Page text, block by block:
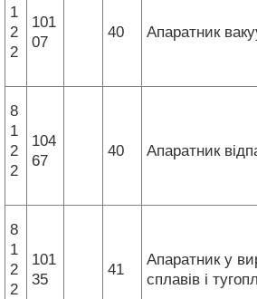
1
2
2
101
07
40 Апаратник
8
1
2
2
104
67
40 Апаратник
8
1
2
2
101
35
41
Апаратник у
сплавів і